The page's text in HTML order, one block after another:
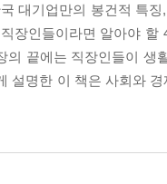
대기업만의 봉건적 특
장인들이라면 알아야 할
끝에는 직장인들이 생
설명한 이 책은 사회와